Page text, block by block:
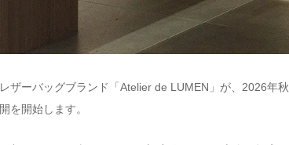
レザーバッグブランド「Atelier de LUMEN」が、2026年
開を開始します。